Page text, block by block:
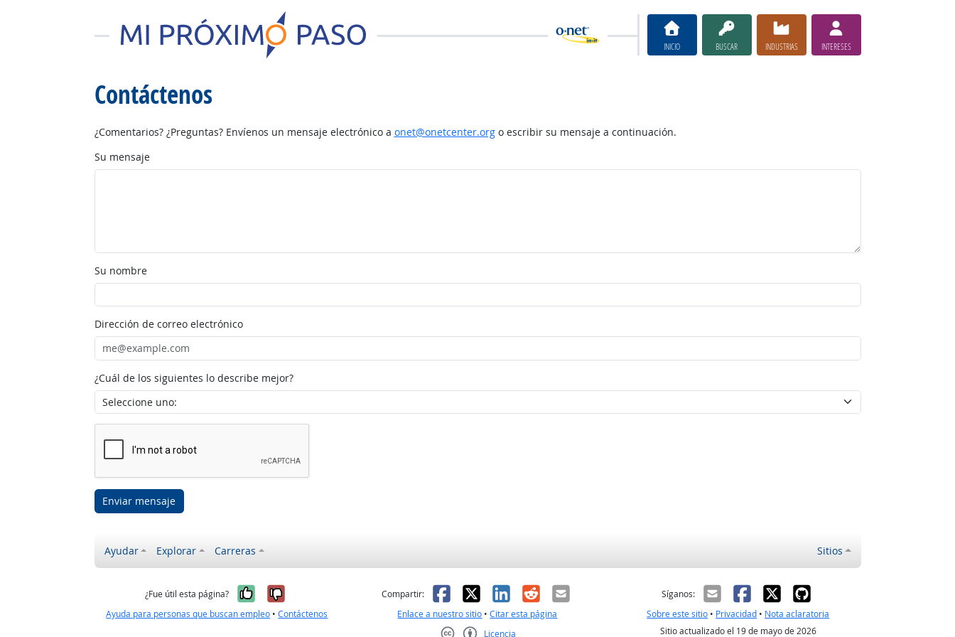
INICIO BUSCAR INDUSTRIAS INTERESES
Contáctenos
¿Comentarios? ¿Preguntas? Envíenos un mensaje electrónico a onet@onetcenter.orgo escribir su mensaje a continuación.
Su mensaje
Su nombre
Dirección de correo electrónico
¿Cuál de los siguientes lo describe mejor?
Enviar mensaje
Ayudar Explorar Carreras Sitios
¿Fue útil esta página? Sí, fue útil
No, no fue útil
Ayuda para personas que buscan empleo •Contáctenos
Compartir: Facebook
X LinkedIn
RedditCorreo electrónico
Enlace a nuestro sitio •Citar esta página
Licencia
Síganos:
Sobre este sitio • Privacidad • Nota aclaratoria
Sitio actualizado el 19 de mayo de 2026